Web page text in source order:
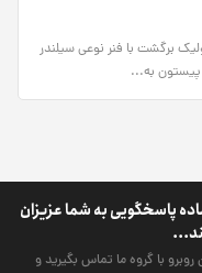
برگشت با فنر نوعی سیلندر
به...
پاسخگویی به شما عزیزان
با گروه ما تماس بگیرید و